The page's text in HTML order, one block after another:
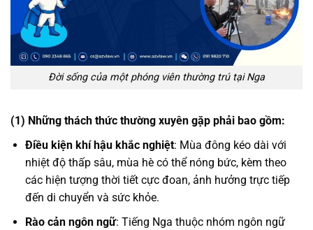
Đời sống của một phóng viên thường trú tại Nga
(1) Những thách thức thường xuyên gặp phải bao gồm:
Điều kiện khí hậu khắc nghiệt: Mùa đông kéo dài với
nhiệt độ thấp sâu, mùa hè có thể nóng bức, kèm theo
các hiện tượng thời tiết cực đoan, ảnh hưởng trực tiếp
đến di chuyển và sức khỏe.
Rào cản ngôn ngữ: Tiếng Nga thuộc nhóm ngôn ngữ